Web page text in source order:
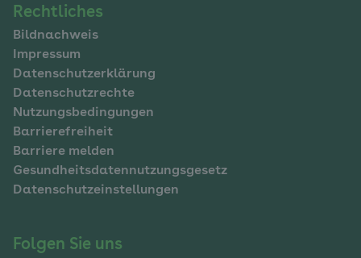
Navigation
im
Fußbereich
Rechtliches
Bildnachweis
Impressum
Datenschutzerklärung
Datenschutzrechte
Nutzungsbedingungen
Barrierefreiheit
Barriere melden
Gesundheitsdatennutzungsgesetz
Datenschutzeinstellungen
Folgen Sie uns